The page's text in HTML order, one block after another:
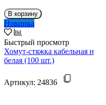
В корзину
Новинка
Быстрый просмотр
Хомут-стяжка кабельная
белая (100 шт.)
Артикул: 24836